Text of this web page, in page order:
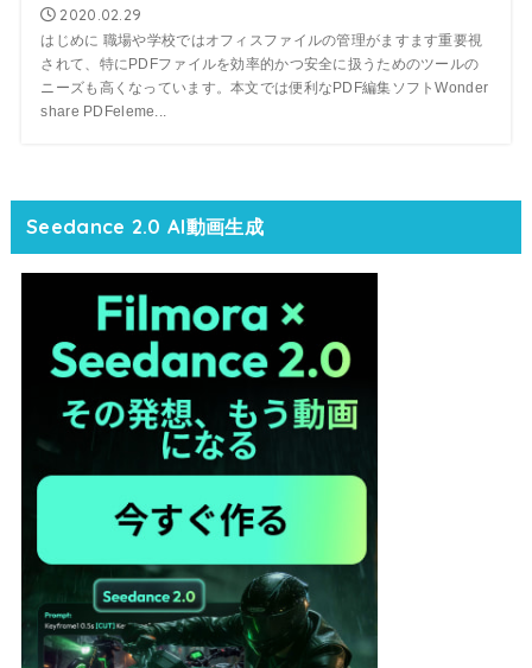
2020.02.29
はじめに 職場や学校ではオフィスファイルの管理がますます重要視
されて、特にPDFファイルを効率的かつ安全に扱うためのツールの
ニーズも高くなっています。本文では便利なPDF編集ソフトWonder
share PDFeleme...
Seedance 2.0 AI動画生成